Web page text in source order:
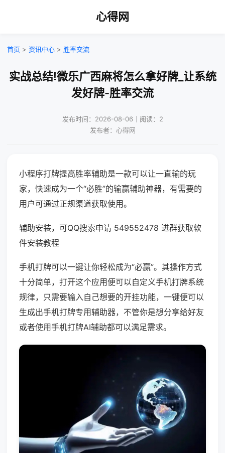
心得网
首页 > 资讯中心 > 胜率交流
实战总结!微乐广西麻将怎么拿好牌_让系统
发好牌-胜率交流
发布时间：2026-08-06｜阅读：2
发布者：心得网
小程序打牌提高胜率辅助是一款可以让一直输的玩
家，快速成为一个“必胜”的输赢辅助神器，有需要的
用户可通过正规渠道获取使用。
辅助安装，可QQ搜索申请 549552478 进群获取软
件安装教程
手机打牌可以一键让你轻松成为“必赢”。其操作方式
十分简单，打开这个应用便可以自定义手机打牌系统
规律，只需要输入自己想要的开挂功能，一键便可以
生成出手机打牌专用辅助器，不管你是想分享给好友
或者使用手机打牌AI辅助都可以满足需求。